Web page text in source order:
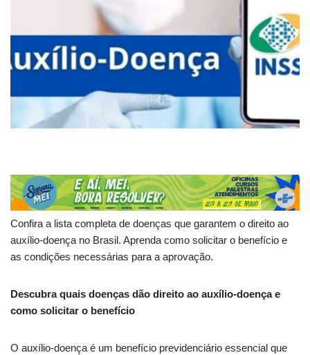
Confira a lista completa de doenças que garantem o direito ao
auxílio-doença no Brasil. Aprenda como solicitar o benefício e
as condições necessárias para a aprovação.
Descubra quais doenças dão direito ao auxílio-doença e
como solicitar o benefício
O auxílio-doença é um benefício previdenciário essencial que